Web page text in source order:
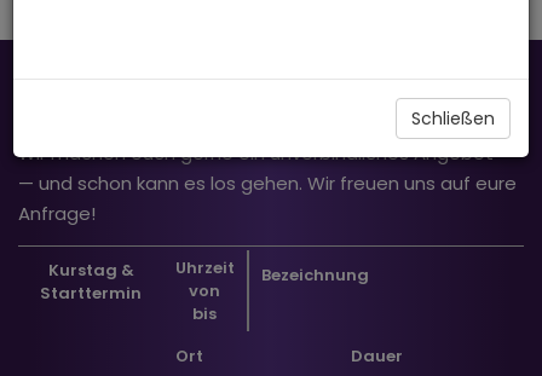
Wir machen euch gerne ein unverbindliches Angebot
— und schon kann es los gehen. Wir freuen uns auf eure
Anfrage!
Kurstag &
Starttermin
Uhrzeit
von
bis
Bezeichnung
Ort Dauer
Schließen